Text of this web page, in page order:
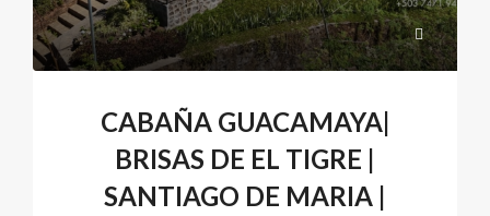
CABAÑA GUACAMAYA|
BRISAS DE EL TIGRE |
SANTIAGO DE MARIA |